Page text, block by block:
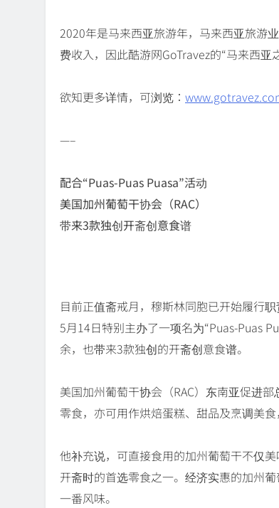
2020年是马来西亚旅游年，马来西亚旅游
费收入，因此酷游网GoTravez的“马来西亚
欲知更多详情，可浏览：
—–
配合“Puas-Puas Puasa”活动
美国加州葡萄干协会（RAC）
带来3款独创开斋创意食谱
目前正值斋戒月，穆斯林同胞已开始履行
5月14日特别主办了一项名为“Puas-Puas
余，也带来3款独创的开斋创意食谱。
美国加州葡萄干协会（RAC）东南亚促进
零食，亦可用作烘焙蛋糕、甜品及烹调美食
他补充说，可直接食用的加州葡萄干不仅
开斋时的首选零食之一。经济实惠的加州
一番风味。